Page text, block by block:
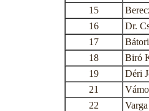
15
16
Dr.
17
18
Biró
19
Déri
21
22